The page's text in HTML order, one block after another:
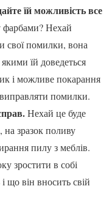
їй можливість все
фарбами? Нехай
свої помилки, вона
їй доведеться
і можливе покарання
виправляти помилки.
Нехай це буде
на зразок поливу
пилу з меблів.
зростити в собі
що він вносить свій